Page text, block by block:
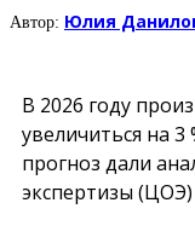
Автор: Юлия
В 2026 году
увеличиться на
прогноз дали
экспертизы (ЦОЭ)